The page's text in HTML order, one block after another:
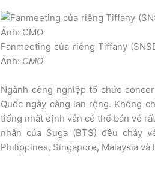
Fanmeeting của riêng Tiffany
Ảnh: CMO
Ngành công nghiệp tổ chức
Quốc ngày càng lan rộng. Không
tiếng nhất định vẫn có thể bán vé
nhân của Suga (BTS) đều cháy
Philippines, Singapore, Malaysia và